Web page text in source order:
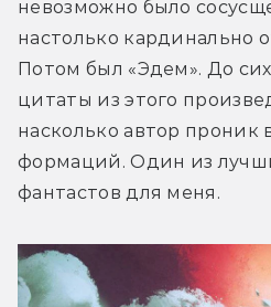
невозможно было
настолько кардинально
Потом был «Эдем». До
цитаты из этого
насколько автор проник
формаций. Один из
фантастов для меня.